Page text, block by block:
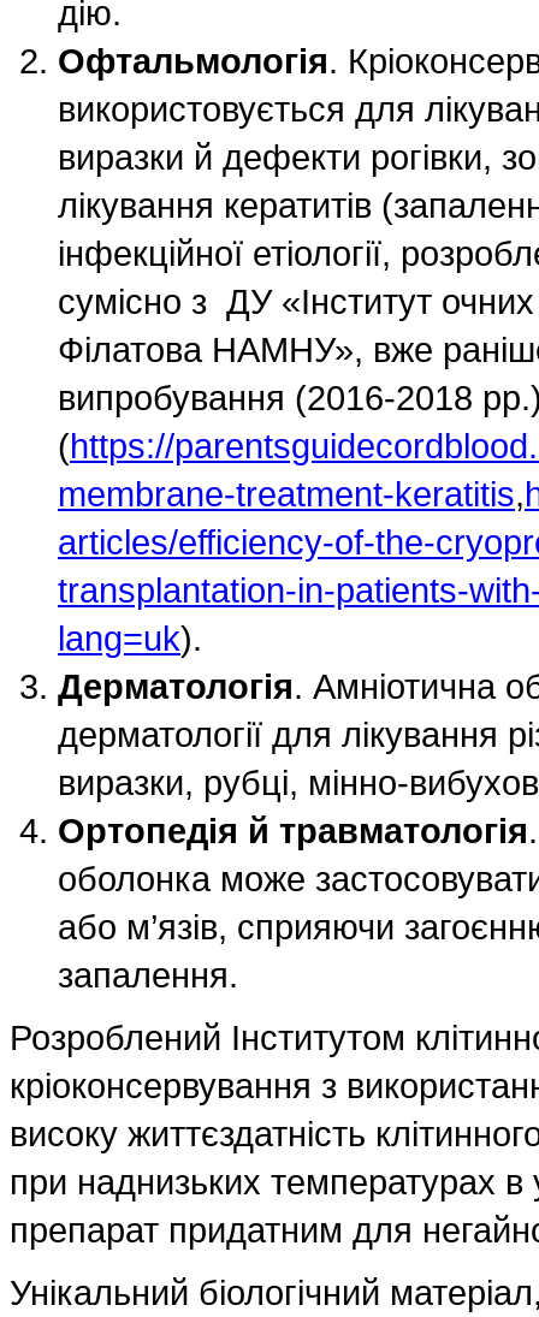
дію.
Офтальмологія.
використовується для
виразки й дефекти рогівки,
лікування кератитів
інфекційної етіології,
сумісно з ДУ «Інститут
Філатова НАМНУ», вже
випробування (2016-2018
(https://
membrane-treatment-keratitis,
articles/efficiency-of-the-
transplantation-in-patients-
lang=uk).
Дерматологія. Амніотична
дерматології для лікування
виразки, рубці, мінно-
Ортопедія й травматологія
оболонка може
або м’язів, сприяючи
запалення.
Розроблений Інститутом
кріоконсервування з
високу життєздатність
при наднизьких температурах в
препарат придатним для
Унікальний біологічний